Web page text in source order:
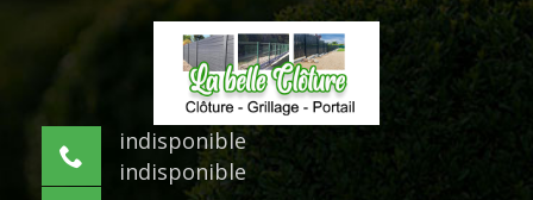
indisponible
indisponible